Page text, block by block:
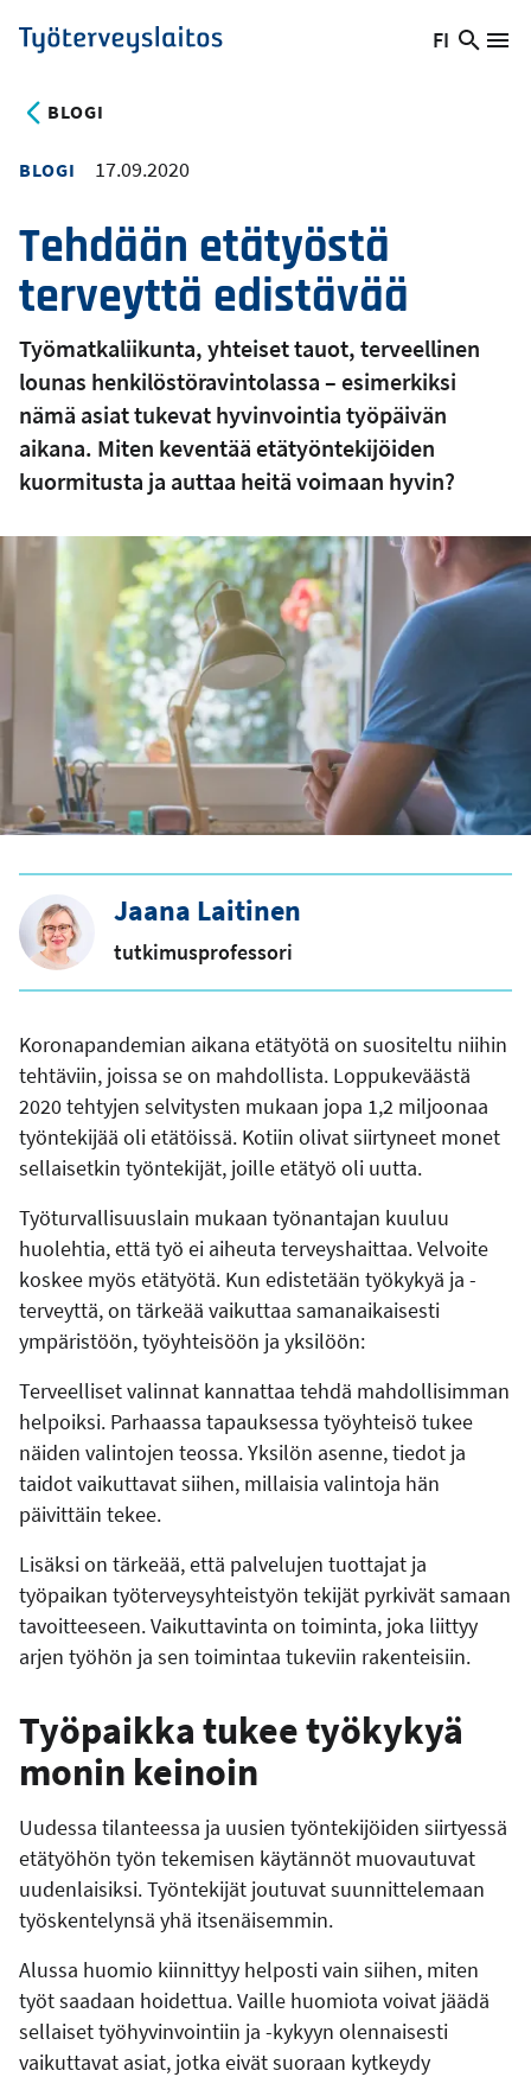
Hyppää
pääsisältöön
Työterveyslaitos
Vaihda
FI
Hae
BLOGI
BLOGI 17.09.2020
Tehdään etätyöstä
terveyttä edistävää
Työmatkaliikunta, yhteiset tauot, terveellinen
lounas henkilöstöravintolassa – esimerkiksi
nämä asiat tukevat hyvinvointia työpäivän
aikana. Miten keventää etätyöntekijöiden
kuormitusta ja auttaa heitä voimaan hyvin?
Jaana Laitinen
tutkimusprofessori
Koronapandemian aikana etätyötä on suositeltu niihin
tehtäviin, joissa se on mahdollista. Loppukeväästä
2020 tehtyjen selvitysten mukaan jopa 1,2 miljoonaa
työntekijää oli etätöissä. Kotiin olivat siirtyneet monet
sellaisetkin työntekijät, joille etätyö oli uutta.
Työturvallisuuslain mukaan työnantajan kuuluu
huolehtia, että työ ei aiheuta terveyshaittaa. Velvoite
koskee myös etätyötä. Kun edistetään työkykyä ja -
terveyttä, on tärkeää vaikuttaa samanaikaisesti
ympäristöön, työyhteisöön ja yksilöön:
Terveelliset valinnat kannattaa tehdä mahdollisimman
helpoiksi. Parhaassa tapauksessa työyhteisö tukee
näiden valintojen teossa. Yksilön asenne, tiedot ja
taidot vaikuttavat siihen, millaisia valintoja hän
päivittäin tekee.
Lisäksi on tärkeää, että palvelujen tuottajat ja
työpaikan työterveysyhteistyön tekijät pyrkivät samaan
tavoitteeseen. Vaikuttavinta on toiminta, joka liittyy
arjen työhön ja sen toimintaa tukeviin rakenteisiin.
Työpaikka tukee työkykyä
monin keinoin
Uudessa tilanteessa ja uusien työntekijöiden siirtyessä
etätyöhön työn tekemisen käytännöt muovautuvat
uudenlaisiksi. Työntekijät joutuvat suunnittelemaan
työskentelynsä yhä itsenäisemmin.
Alussa huomio kiinnittyy helposti vain siihen, miten
työt saadaan hoidettua. Vaille huomiota voivat jäädä
sellaiset työhyvinvointiin ja -kykyyn olennaisesti
vaikuttavat asiat, jotka eivät suoraan kytkeydy